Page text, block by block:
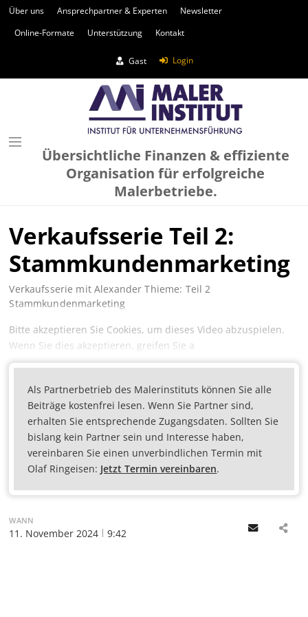
Über uns Ansprechpartner & Experten
Newsletter
Online-Formate
Unterstützung Kontakt
Gast Login
Übersichtliche Finanzen & effiziente
Organisation für erfolgreiche
Malerbetriebe.
Verkaufsserie Teil 2:
Stammkundenmarketing
Verkaufsserie mit Alexander Thieme: Teil 2
Stammkundenmarketing
Bitte akzeptieren Sie Cookies, um dieses Video abzuspielen.
Wenn Sie dies akzeptieren, greifen Sie a
Als Partnerbetrieb des Malerinstituts können Sie alle
Beiträge kostenfrei lesen. Wenn Sie Partner sind,
erhalten Sie entsprechende Zugangsdaten. Sollten Sie
bislang kein Partner sein und Interesse haben,
vereinbaren Sie einen unverbindlichen Termin mit
Olaf Ringeisen: Jetzt Termin vereinbaren.
WANN
11. November 2024 9:42 Email